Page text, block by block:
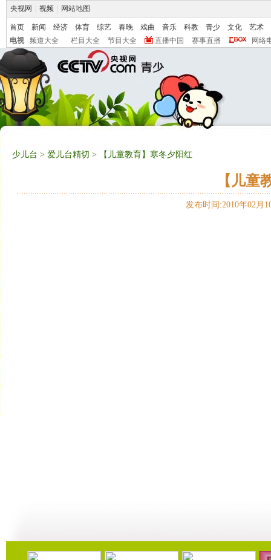
央视网 视频 网站地图
首页 新闻 经济 体育 综艺 春晚 戏曲 音乐 科教 青少 文化
艺术
电视
频道大全 栏目大全 节目大全 直播中国 赛事直播 网络
少儿台 > 爱儿台精切 > 【儿童教育】寒冬夕阳红
【儿童
发布时间:2010年02月
21:58 01:43 02:58